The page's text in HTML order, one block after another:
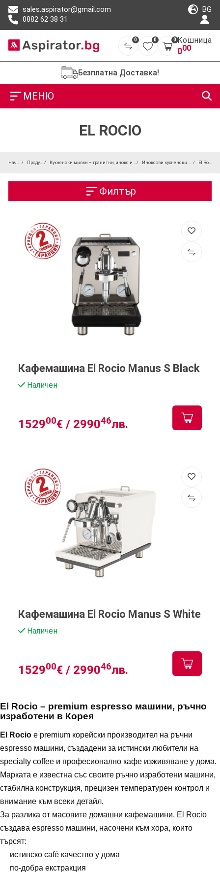
sales.aspirator@gmail.com
0882 62 38 31
BG
Безплатна Доставка!
0 0 0 Кошница
000
МЕНЮ
EL ROCIO
Начало Продукти Кухненски мивки – гранитни, инокс и под плот Иноксови кухненски мивки El Rocio
Филтър
Кафемашина El Rocio Manus S Black
Наличен
152900€ / 299046лв.
Кафемашина El Rocio Manus S White
Наличен
152900€ / 299046лв.
El Rocio – premium espresso машини, ръчно
изработени в Корея
El Rocio е premium корейски производител на ръчни
espresso машини, създадени за истински любители на
specialty coffee и професионално кафе изживяване у дома.
Марката е известна със своите ръчно изработени машини,
стабилна конструкция, прецизен температурен контрол и
внимание към всеки детайл.
За разлика от масовите домашни кафемашини, El Rocio
създава espresso машини, насочени към хора, които
търсят:
истинско café качество у дома
по-добра екстракция